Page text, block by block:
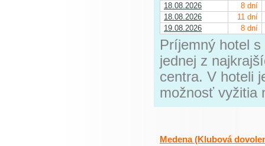
18.08.2026
8 dní
18.08.2026
11 dní
19.08.2026
8 dní
Príjemný hotel
jednej z
centra. V hoteli
možnosť vyžitia
Medena (Klubová